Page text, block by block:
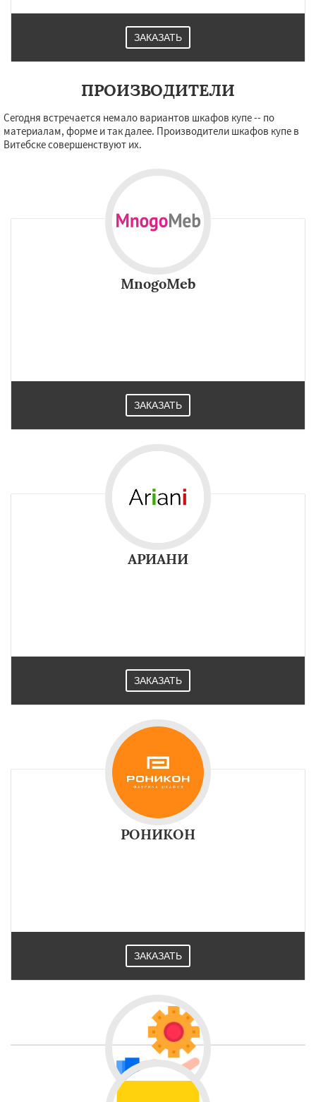
ЗАКАЗАТЬ
ПРОИЗВОДИТЕЛИ
Сегодня встречается немало вариантов шкафов купе -- по
материалам, форме и так далее. Производители шкафов купе в
Витебске совершенствуют их.
MnogoMeb
ЗАКАЗАТЬ
АРИАНИ
ЗАКАЗАТЬ
РОНИКОН
ЗАКАЗАТЬ